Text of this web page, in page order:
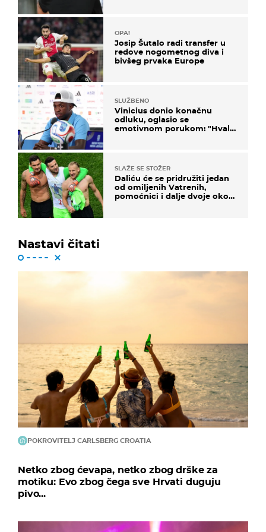
OPA!
Josip Šutalo radi transfer u
redove nogometnog diva i
bivšeg prvaka Europe
SLUŽBENO
Vinicius donio konačnu
odluku, oglasio se
emotivnom porukom: "Hvala
SLAŽE SE STOŽER
Daliću će se pridružiti jedan
od omiljenih Vatrenih,
pomoćnici i dalje dvoje oko
Nastavi čitati
POKROVITELJ CARLSBERG CROATIA
Netko zbog ćevapa, netko zbog drške za
motiku: Evo zbog čega sve Hrvati duguju
pivo...